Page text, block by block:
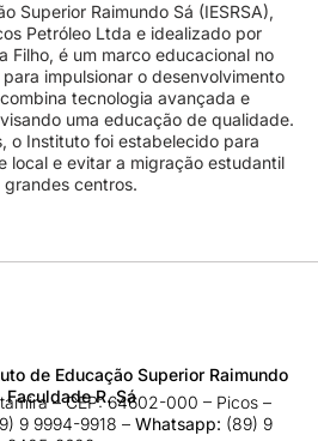
Superior Raimundo Sá (IESRSA),
Petróleo Ltda e idealizado por
Filho, é um marco educacional no
impulsionar o desenvolvimento
tecnologia avançada e
uma educação de qualidade.
o Instituto foi estabelecido para
local e evitar a migração estudantil
grandes centros.
de Educação Superior Raimundo
Faculdade R. Sá
– CEP: 64602-000 – Picos –
9 9994-9918​ – Whatsapp: (89) 9